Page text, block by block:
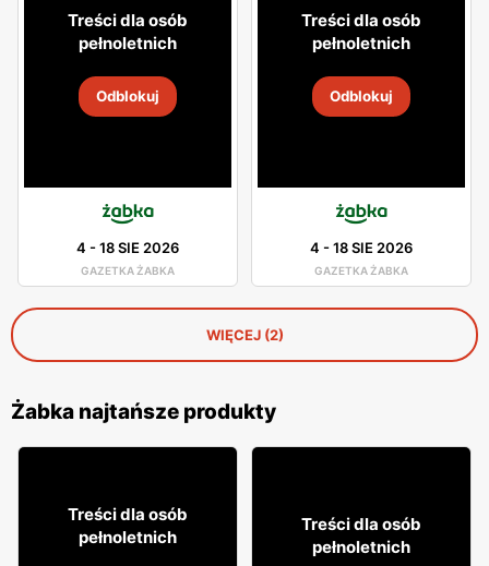
Treści dla osób
pełnoletnich
Odblokuj
4 -18 SIE 2026
GAZETKA ŻABKA
Treści dla osób
pełnoletnich
Odblokuj
4 -18 SIE 2026
GAZETKA ŻABKA
WIĘCEJ (2)
Żabka najtańsze produkty
49 99
Treści dla osób
pełnoletnich
49
Treści dla osób
pełnoletnich